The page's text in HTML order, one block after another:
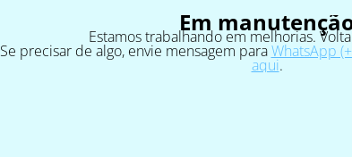
Em
Estamos trabalhando em melhorias.
Se precisar de algo, envie mensagem paraWhatsApp
aqui.